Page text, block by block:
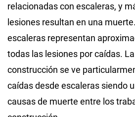
relacionadas con escaleras, y
lesiones resultan en una
escaleras representan
todas las lesiones por caídas.
construcción se ve
caídas desde escaleras siendo
causas de muerte entre los